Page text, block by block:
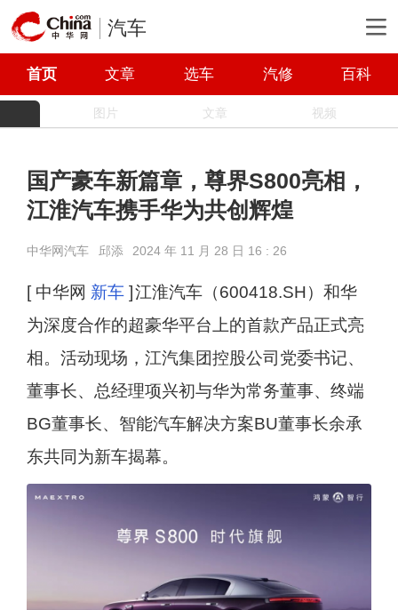
汽车
首页 文章 选车 汽修 百科
图片 文章 视频
国产豪车新篇章，尊界S800亮相，
江淮汽车携手华为共创辉煌
中华网汽车 邱添 2024 年 11 月 28 日 16 : 26
[ 中华网 新车] 江淮汽车（600418.SH）和华
为深度合作的超豪华平台上的首款产品正式亮
相。活动现场，江汽集团控股公司党委书记、
董事长、总经理项兴初与华为常务董事、终端
BG董事长、智能汽车解决方案BU董事长余承
东共同为新车揭幕。